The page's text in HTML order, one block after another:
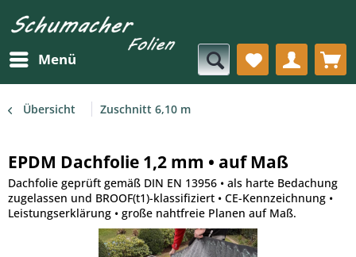
Menü
Übersicht Zuschnitt 6,10 m
EPDM Dachfolie 1,2 mm • auf Maß
Dachfolie geprüft gemäß DIN EN 13956 • als harte Bedachung
zugelassen und BROOF(t1)-klassifiziert • CE-Kennzeichnung •
Leistungserklärung • große nahtfreie Planen auf Maß.